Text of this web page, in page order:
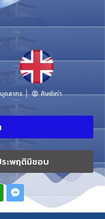
บุคลากร ศิษย์เก่า
ระพฤติมิชอบ